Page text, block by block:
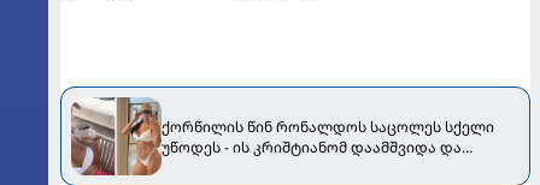
ქორწილის წინ რონალდოს საცოლეს სქელი
უწოდეს - ის კრიშტიანომ დაამშვიდა და